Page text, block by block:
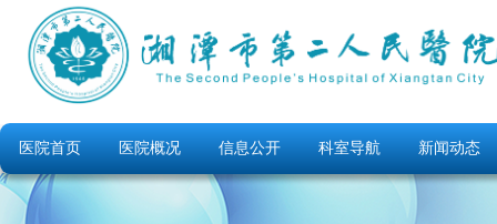
医院首页 医院概况 信息公开 科室导航 新闻动态